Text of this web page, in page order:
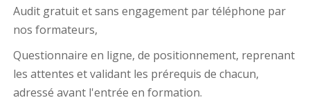
Audit gratuit et sans engagement par téléphone par
nos formateurs,
Questionnaire en ligne, de positionnement, reprenant
les attentes et validant les prérequis de chacun,
adressé avant l'entrée en formation.